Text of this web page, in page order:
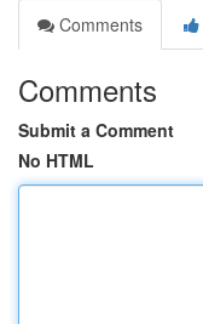
Comments
Comments
Submit a Comment
No HTML